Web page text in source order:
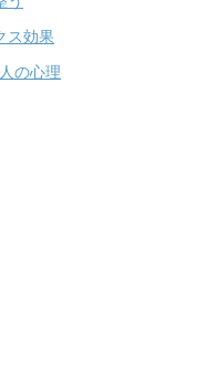
ス効果
の心理